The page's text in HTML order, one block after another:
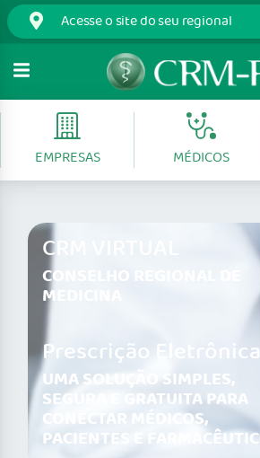
EMPRESAS MÉDICOS
CRM VIRTUAL
CONSELHO REGIONAL DE
MEDICINA
Prescrição Eletrônica
UMA SOLUÇÃO SIMPLES,
SEGURA E GRATUITA PARA
CONECTAR MÉDICOS,
PACIENTES E